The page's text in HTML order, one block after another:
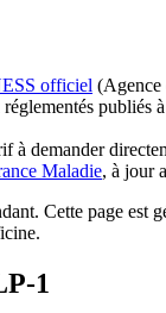
officiel (Agence
publiés
à demander
Maladie, à jour
Cette page est
1